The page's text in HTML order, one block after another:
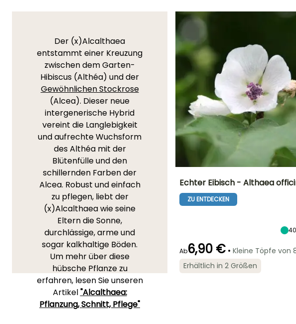
Der (x)Alcalthaea
entstammt einer Kreuzung
zwischen dem Garten-
Hibiscus (Althéa) und der
Gewöhnlichen Stockrose
(Alcea). Dieser neue
intergenerische Hybrid
vereint die Langlebigkeit
und aufrechte Wuchsform
des Althéa mit der
Blütenfülle und den
schillernden Farben der
Alcea. Robust und einfach
zu pflegen, liebt der
(x)Alcalthaea wie seine
Eltern die Sonne,
durchlässige, arme und
sogar kalkhaltige Böden.
Um mehr über diese
hübsche Pflanze zu
erfahren, lesen Sie unseren
Artikel"Alcalthaea:
Pflanzung, Schnitt, Pflege"
Höhe bei Reife
Blütezeit
Juli für
September
Geeigneter
Zeitraum für die
Pflanzung
Echter Eibisch - Althaea
ZU ENTDECKEN
40
Ab6,90 € • Kleine Töpfe von
Erhältlich in 2 Größen